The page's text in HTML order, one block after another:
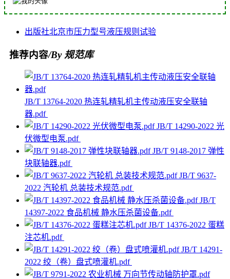
出版社北京市压力型号液压规则 试验
推荐内容/By 规范库
JB/T 13764-2020 热连轧精轧机主传动液压安全联轴
器.pdf
JB/T 14290-2022 光
伏微型电泵.pdf
JB/T 9148-2017 弹性
块联轴器.pdf
JB/T 9637-
2022 汽轮机 总装技术规范.pdf
JB/T
14397-2022 食品机械 静水压杀菌设备.pdf
JB/T 14376-2022 蛋糕
注芯机.pdf
JB/T 14291-
2022 绞（卷）盘式喷灌机.pdf